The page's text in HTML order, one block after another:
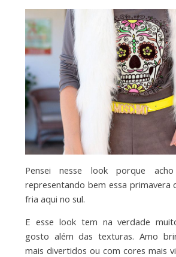
Pensei nesse look porque
representando bem essa primavera
fria aqui no sul.
E esse look tem na verdade
gosto além das texturas. Amo
mais divertidos ou com cores mais